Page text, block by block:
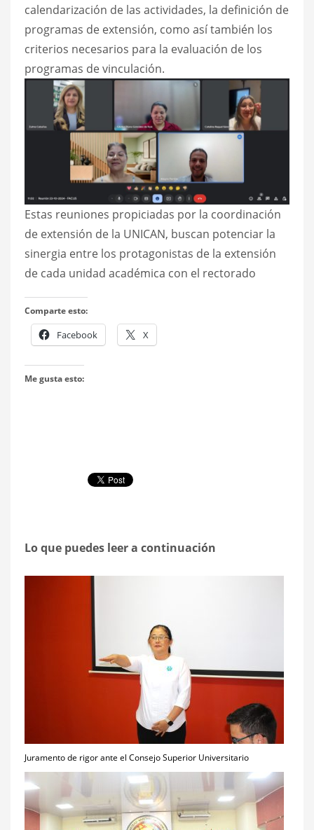
calendarización de las actividades, la definición de
programas de extensión, como así también los
criterios necesarios para la evaluación de los
programas de vinculación.
Estas reuniones propiciadas por la coordinación
de extensión de la UNICAN, buscan potenciar la
sinergia entre los protagonistas de la extensión
de cada unidad académica con el rectorado
Comparte esto:
Facebook X
Me gusta esto:
Lo que puedes leer a continuación
Juramento de rigor ante el Consejo Superior Universitario